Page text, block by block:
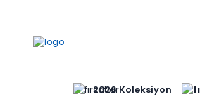
2026 Koleksiyon